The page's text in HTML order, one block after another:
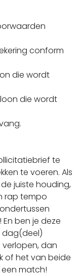
conform
die wordt
die wordt
te
te voeren. Als
juiste houding,
rap tempo
ben je deze
dag(deel)
dan
of het van beide
match!